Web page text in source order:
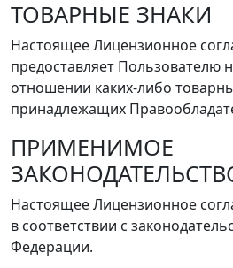
ТОВАРНЫЕ ЗНАКИ
Настоящее Лицензионное
предоставляет Пользователю
отношении каких-либо
принадлежащих
ПРИМЕНИМОЕ
Настоящее Лицензионное
в соответствии с
Федерации.